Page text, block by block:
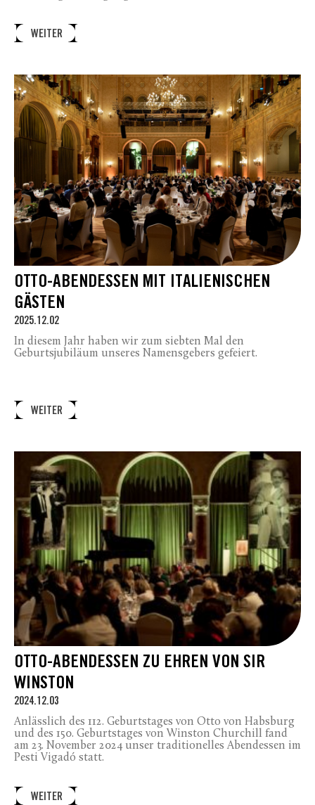
WEITER
OTTO-ABENDESSEN MIT ITALIENISCHEN
GÄSTEN
2025.12.02
In diesem Jahr haben wir zum siebten Mal den
Geburtsjubiläum unseres Namensgebers gefeiert.
WEITER
OTTO-ABENDESSEN ZU EHREN VON SIR
WINSTON
2024.12.03
Anlässlich des 112. Geburtstages von Otto von Habsburg
und des 150. Geburtstages von Winston Churchill fand
am 23. November 2024 unser traditionelles Abendessen im
Pesti Vigadó statt.
WEITER